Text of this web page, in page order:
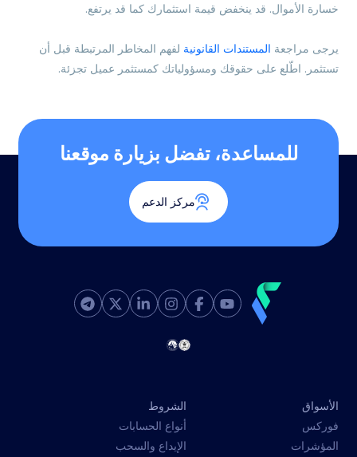
خسارة الأموال. قد ينخفض قيمة استثمارك كما قد يرتفع.
يرجى مراجعة المستندات القانونية لفهم المخاطر المرتبطة قبل أن
تستثمر. اطّلع على حقوقك ومسؤولياتك كمستثمر عميل تجزئة.
للمساعدة، تفضل بزيارة موقعنا
مركز الدعم
الأسواق
فوركس
المؤشرات
الشروط
أنواع الحسابات
الإيداع والسحب